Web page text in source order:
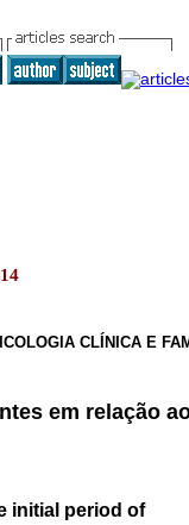
CLÍNICA E
em relação
initial period of